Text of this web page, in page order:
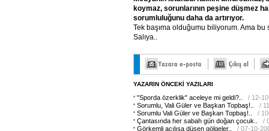
koymaz, sorunlarının peşine düşmez
sorumluluğunu daha da artırıyor.
Tek başıma olduğumu biliyorum. Ama bu
Salıya..
YAZARIN ÖNCEKİ YAZILARI
"Sporda özerklik" aceleye mi geldi?..
/ 12-
Sorumlu, Vali Güler ve Başkan Topbaş!..
/
Sorumlu Vali Güler ve Başkan Topbaş!..
/
Çantasında her sabah gün doğan çocuk..
/
Görkemli açılışa düşen gölgeler..
/ 07-10-